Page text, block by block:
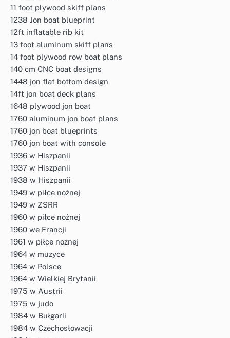
11 foot plywood skiff plans
1238 Jon boat blueprint
12ft inflatable rib kit
13 foot aluminum skiff plans
14 foot plywood row boat plans
140 cm CNC boat designs
1448 jon flat bottom design
14ft jon boat deck plans
1648 plywood jon boat
1760 aluminum jon boat plans
1760 jon boat blueprints
1760 jon boat with console
1936 w Hiszpanii
1937 w Hiszpanii
1938 w Hiszpanii
1949 w piłce nożnej
1949 w ZSRR
1960 w piłce nożnej
1960 we Francji
1961 w piłce nożnej
1964 w muzyce
1964 w Polsce
1964 w Wielkiej Brytanii
1975 w Austrii
1975 w judo
1984 w Bułgarii
1984 w Czechosłowacji